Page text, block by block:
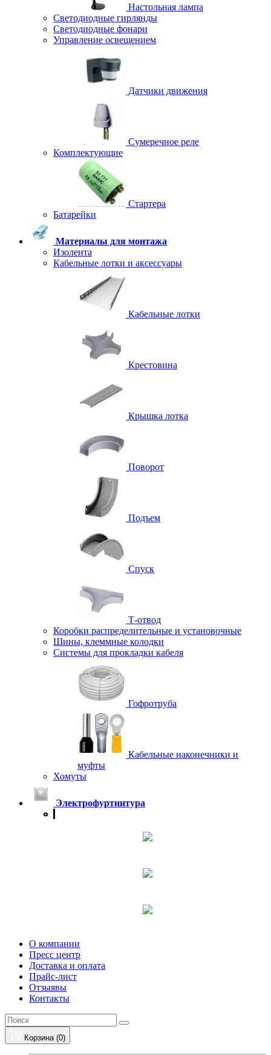
Настольная лампа
Светодиодные гирлянды
Светодиодные фонари
Управление освещением
Датчики движения
Сумеречное реле
Комплектующие
Стартера
Батарейки
Материалы для монтажа
Изолента
Кабельные лотки и аксессуары
Кабельные лотки
Крестовина
Крышка лотка
Поворот
Подъем
Спуск
Т-отвод
Коробки распределительные и установочные
Шины, клеммные колодки
Системы для прокладки кабеля
Гофротруба
Кабельные наконечники и
муфты
Хомуты
Электрофуртнитура
О компании
Пресс центр
Доставка и оплата
Прайс-лист
Отзыявы
Контакты
Корзина (0)